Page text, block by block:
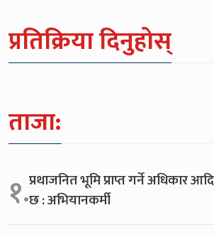
प्रतिक्रिया दिनुहोस्
ताजा:
१.प्रथाजनित भूमि प्राप्त गर्ने अधिकार
छ : अभियानकर्मी